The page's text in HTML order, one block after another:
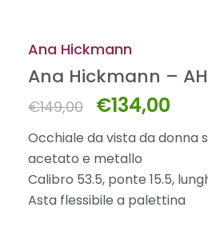
Ana Hickmann
Ana Hickmann –
€149,00
Il
originale
era:
€149,00.
€134,00
Occhiale da vista da donna
acetato e metallo
Calibro 53.5, ponte 15.5,
Asta flessibile a palettina